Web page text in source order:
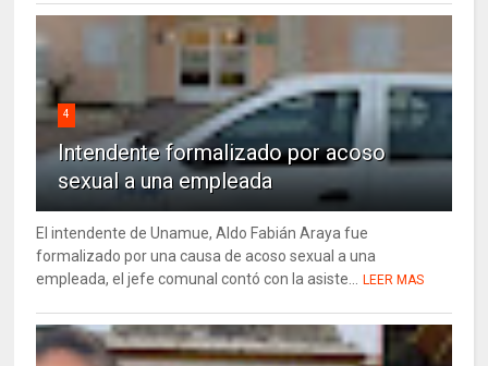
4
Intendente formalizado por acoso
sexual a una empleada
El intendente de Unamue, Aldo Fabián Araya fue
formalizado por una causa de acoso sexual a una
empleada, el jefe comunal contó con la asiste...
LEER MAS